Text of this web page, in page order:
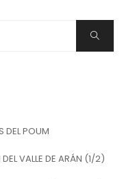
Buscar
DEL POUM
VALLE DE ARÁN (1/2)